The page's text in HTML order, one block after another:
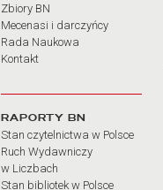
Zbiory BN
Mecenasi i darczyńcy
Rada Naukowa
Kontakt
RAPORTY BN
Stan czytelnictwa w Polsce
Ruch Wydawniczy
w Liczbach
Stan bibliotek w Polsce